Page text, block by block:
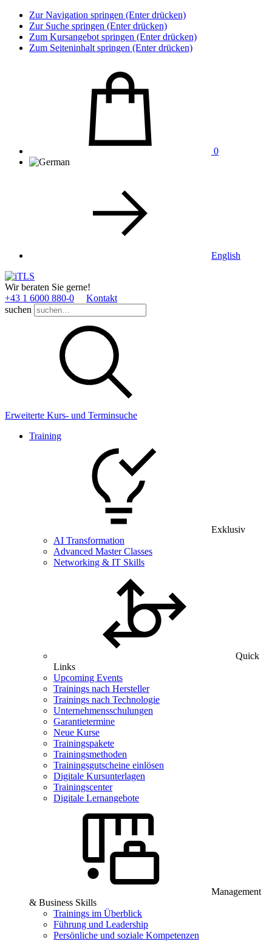
Zur Navigation springen (Enter drücken)
Zur Suche springen (Enter drücken)
Zum Kursangebot springen (Enter drücken)
Zum Seiteninhalt springen (Enter drücken)
0
English
Wir beraten Sie gerne!
+43 1 6000 880­-0
Kontakt
suchen
Erweiterte Kurs- und Terminsuche
Training
Exklusiv
AI Transformation
Advanced Master Classes
Networking & IT Skills
Quick
Links
Upcoming Events
Trainings nach Hersteller
Trainings nach Technologie
Unternehmensschulungen
Garantietermine
Neue Kurse
Trainingspakete
Trainingsmethoden
Trainingsgutscheine einlösen
Digitale Kursunterlagen
Trainingscenter
Digitale Lernangebote
Management
& Business Skills
Trainings im Überblick
Führung und Leadership
Persönliche und soziale Kompetenzen